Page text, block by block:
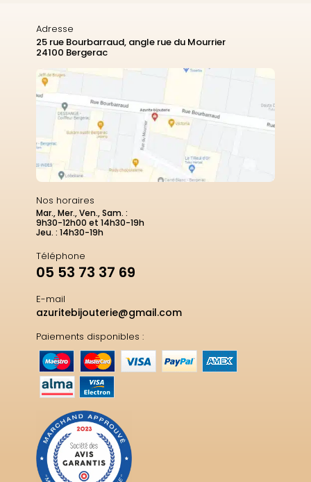
Adresse
25 rue Bourbarraud, angle rue du Mourrier
24100 Bergerac
Nos horaires
Mar., Mer., Ven., Sam. :
9h30-12h00 et 14h30-19h
Jeu. : 14h30-19h
Téléphone
05 53 73 37 69
E-mail
azuritebijouterie@gmail.com
Paiements disponibles :